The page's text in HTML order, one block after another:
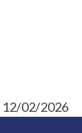
12/02/2026